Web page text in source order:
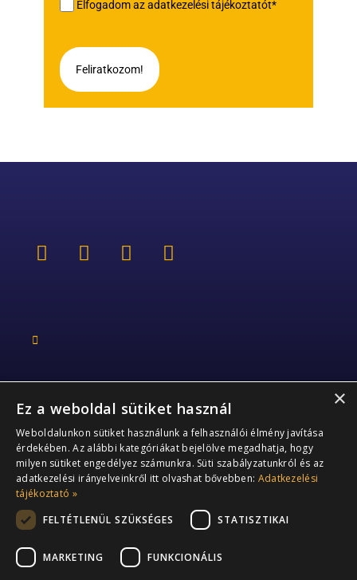
Elfogadom az adatkezelési tájékoztatót*
Feliratkozom!
Kapcsolat
+36 70 363 2178
info@performia.hu
2141 Csömör,
Arany János utca 4.
×
Ez a weboldal sütiket használ
Weboldalunkon sütiket használunk a felhasználói élmény javítása
érdekében. Az alábbi kategóriákat bejelölve megadhatja, hogy
milyen sütiket engedélyez számunkra. Süti szabályzatunkról és az
adatkezelési irányelveinkről itt olvashat bővebben: Adatkezelési
tájékoztató »
FELTÉTLENÜL SZÜKSÉGES
STATISZTIKAI
MARKETING FUNKCIONÁLIS